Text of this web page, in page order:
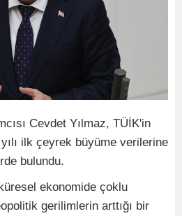
Cevdet Yılmaz, TÜİK'in
yılı ilk çeyrek büyüme verilerine
bulundu.
ekonomide çoklu
gerilimlerin arttığı bir